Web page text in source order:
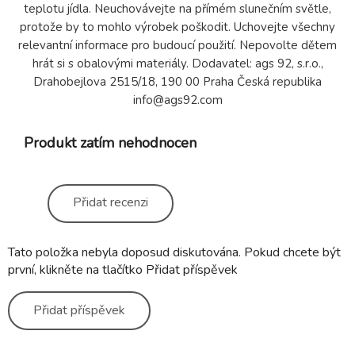
teplotu jídla. Neuchovávejte na přímém slunečním světle,
protože by to mohlo výrobek poškodit. Uchovejte všechny
relevantní informace pro budoucí použití. Nepovolte dětem
hrát si s obalovými materiály. Dodavatel: ags 92, s.r.o.,
Drahobejlova 2515/18, 190 00 Praha Česká republika
info@ags92.com
Produkt zatím nehodnocen
Přidat recenzi
Tato položka nebyla doposud diskutována. Pokud chcete být
první, klikněte na tlačítko Přidat příspěvek
Přidat příspěvek